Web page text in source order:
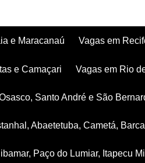
e Maracanaú Vagas em
e Camaçari Vagas em Rio
Santo André e São
Abaetetuba, Cametá,
Paço do Lumiar, Itapecu